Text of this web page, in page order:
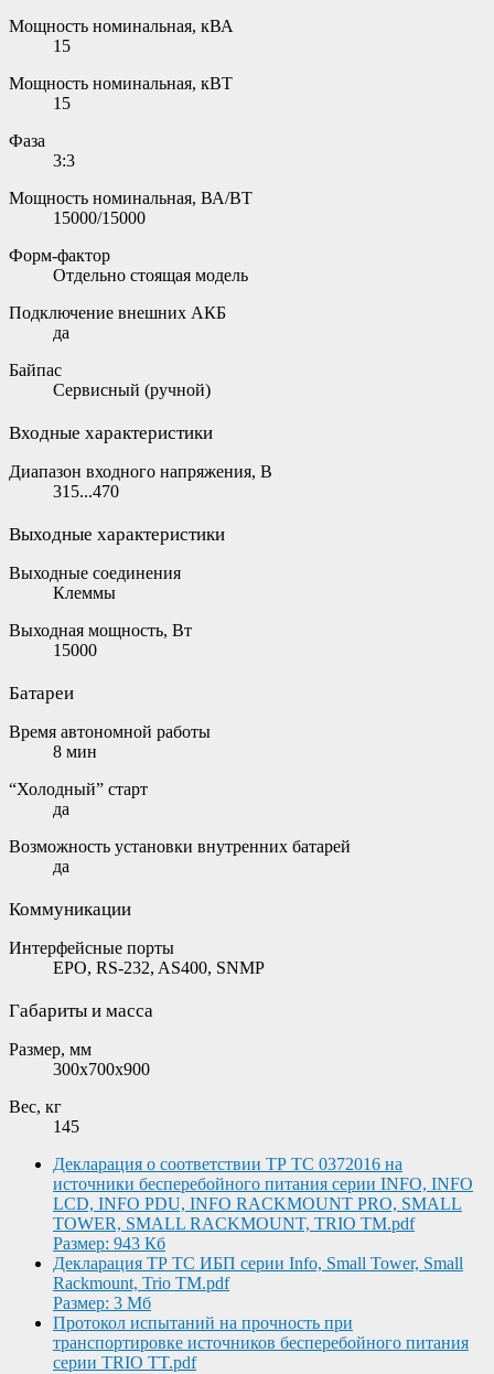
Мощность номинальная, кВА
15
Мощность номинальная, кВТ
15
Фаза
3:3
Мощность номинальная, ВА/ВТ
15000/15000
Форм-фактор
Отдельно стоящая модель
Подключение внешних АКБ
да
Байпас
Сервисный (ручной)
Входные характеристики
Диапазон входного напряжения, В
315...470
Выходные характеристики
Выходные соединения
Клеммы
Выходная мощность, Вт
15000
Батареи
Время автономной работы
8 мин
“Холодный” старт
да
Возможность установки внутренних батарей
да
Коммуникации
Интерфейсные порты
EPO, RS-232, AS400, SNMP
Габариты и масса
Размер, мм
300х700х900
Вес, кг
145
Декларация о соответствии ТР ТС 0372016 на
источники бесперебойного питания серии INFO, INFO
LCD, INFO PDU, INFO RACKMOUNT PRO, SMALL
TOWER, SMALL RACKMOUNT, TRIO TM.pdf
Размер: 943 Кб
Декларация ТР ТС ИБП серии Info, Small Tower, Small
Rackmount, Trio TM.pdf
Размер: 3 Мб
Протокол испытаний на прочность при
транспортировке источников бесперебойного питания
серии TRIO TT.pdf